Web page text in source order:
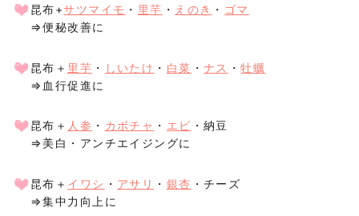
昆布+サツマイモ ・ 里芋 ・ えのき ・ ゴマ
⇒便秘改善に
昆布＋ 里芋 ・ しいたけ ・ 白菜 ・ナス ・牡蠣
⇒血行促進に
昆布＋ 人参 ・ カボチャ ・ エビ ・納豆
⇒美白・アンチエイジングに
昆布＋ イワシ ・ アサリ ・ 銀杏 ・チーズ
⇒集中力向上に